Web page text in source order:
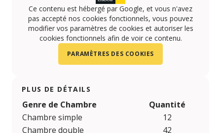
Ce contenu est hébergé par Google, et vous n'avez
pas accepté nos cookies fonctionnels, vous pouvez
modifier vos paramètres de cookies et autoriser les
cookies fonctionnels afin de voir ce contenu.
PARAMÈTRES DES COOKIES
PLUS DE DÉTAILS
Genre de Chambre
Quantité
Chambre simple
12
Chambre double
42